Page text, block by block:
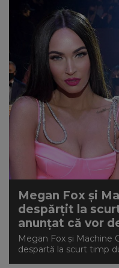
Megan Fox și
despărțit la
anunțat că vor
Megan Fox și Machine
despartă la scurt timp